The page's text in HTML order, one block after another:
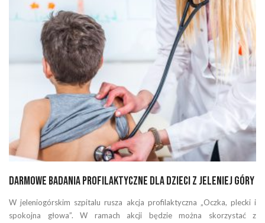
Darmowe badania profilaktyczne dla dzieci z Jeleniej Góry
W jeleniogórskim szpitalu rusza akcja profilaktyczna „Oczka, plecki i
spokojna głowa”. W ramach akcji będzie można skorzystać z